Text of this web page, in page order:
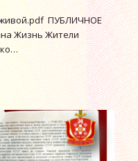
живой.pdf ПУБЛИЧНОЕ
Жизнь Жители